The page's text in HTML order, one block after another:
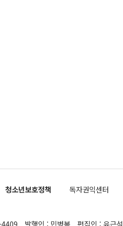
청소년보호정책 독자권익센터
발행인 : 민병복 편집인 : 유근석